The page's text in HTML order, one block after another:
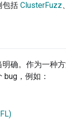
包括 ClusterFuzz、
确。作为一种
，例如：